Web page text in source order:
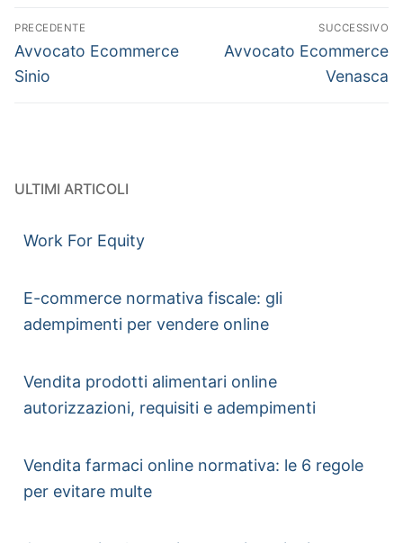
PRECEDENTE
Avvocato Ecommerce
Sinio
SUCCESSIVO
Avvocato Ecommerce
Venasca
ULTIMI ARTICOLI
Work For Equity
E-commerce normativa fiscale: gli
adempimenti per vendere online
Vendita prodotti alimentari online
autorizzazioni, requisiti e adempimenti
Vendita farmaci online normativa: le 6 regole
per evitare multe